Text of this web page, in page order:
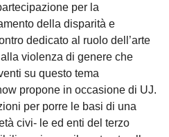
per la
della disparità e
dedicato al ruolo dell’arte
violenza di genere che
su questo tema
propone in occasione di UJ.
per porre le basi di una
civi- le ed enti del terzo